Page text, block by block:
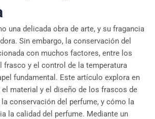
una delicada obra de arte, y su fragancia
Sin embargo, la conservación del
con muchos factores, entre los
frasco y el control de la temperatura
fundamental. Este artículo explora en
material y el diseño de los frascos de
conservación del perfume, y cómo la
la calidad del perfume. Mediante un